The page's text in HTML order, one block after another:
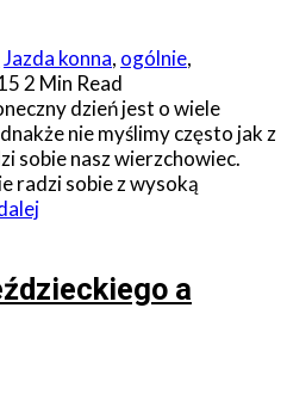
Jazda konna, ogólnie,
2 Min Read
dzień jest o wiele
nie myślimy często jak z
sobie nasz wierzchowiec.
radzi sobie z wysoką
a